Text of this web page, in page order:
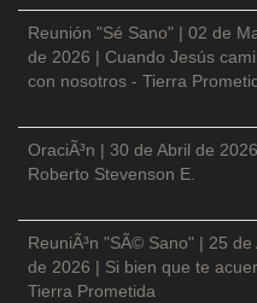
Reunión "Sé Sano" | 02 de
de 2026 | Cuando Jesús
con nosotros - Tierra
OraciÃ³n | 30 de Abril de
Roberto Stevenson E.
ReuniÃ³n "SÃ© Sano" | 25 de
de 2026 | Si bien que te
Tierra Prometida